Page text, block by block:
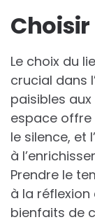
Le choix du
crucial dans
paisibles
espace offre
le silence, et
à
Prendre le
à la
bienfaits de